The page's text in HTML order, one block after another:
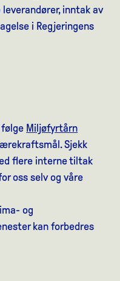
inntak av
i Regjeringens
Miljøfyrtårn
Sjekk
flere interne tiltak
oss selv og våre
og
kan forbedres